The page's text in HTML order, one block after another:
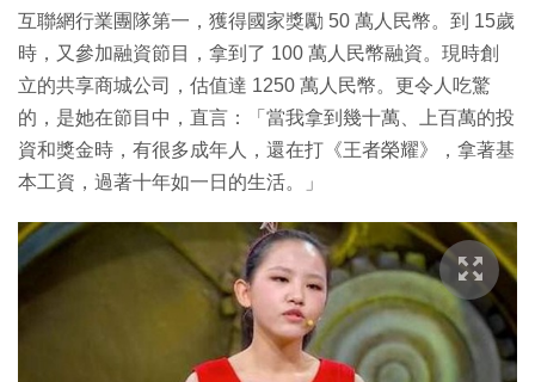
互聯網行業團隊第一，獲得國家獎勵 50 萬人民幣。到 15歲
時，又參加融資節目，拿到了 100 萬人民幣融資。現時創
立的共享商城公司，估值達 1250 萬人民幣。更令人吃驚
的，是她在節目中，直言：「當我拿到幾十萬、上百萬的投
資和獎金時，有很多成年人，還在打《王者榮耀》，拿著基
本工資，過著十年如一日的生活。」